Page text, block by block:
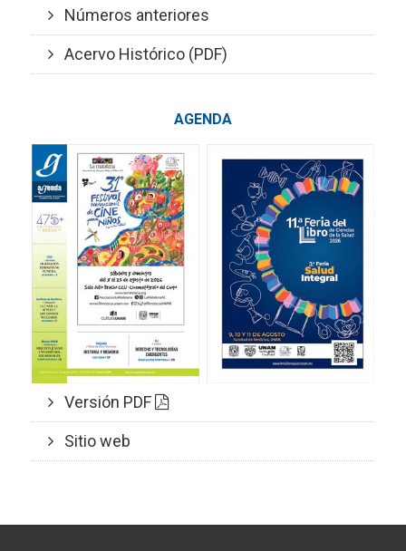
Números anteriores
Acervo Histórico (PDF)
AGENDA
Versión PDF
Sitio web